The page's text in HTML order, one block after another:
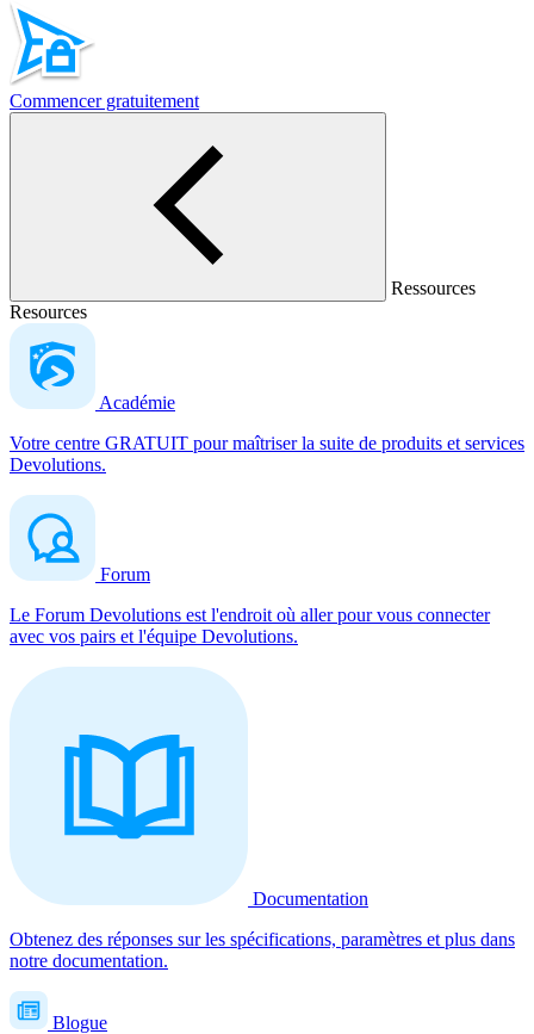
Commencer gratuitement
Ressources
Resources
Académie
Votre centre GRATUIT pour maîtriser la suite de produits et services
Devolutions.
Forum
Le Forum Devolutions est l'endroit où aller pour vous connecter
avec vos pairs et l'équipe Devolutions.
Documentation
Obtenez des réponses sur les spécifications, paramètres et plus dans
notre documentation.
Blogue